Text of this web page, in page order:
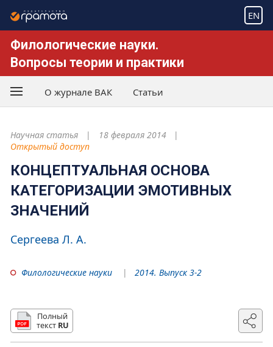
EN
Филологические науки.
Вопросы теории и практики
О журнале ВАК Статьи
Научная статья
18 февраля 2014
Открытый доступ
КОНЦЕПТУАЛЬНАЯ ОСНОВА
КАТЕГОРИЗАЦИИ ЭМОТИВНЫХ
ЗНАЧЕНИЙ
Сергеева Л. А.
Филологические науки 2014. Выпуск 3-2
Полный
текст RU